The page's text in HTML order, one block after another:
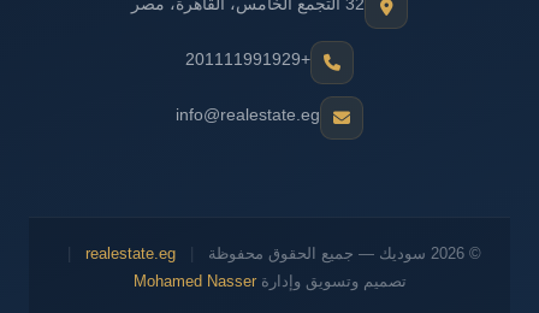
+201111991929
info@realestate.eg
© 2026 سوديك — جميع الحقوق محفوظة |
realestate.eg
|
تصميم وتسويق وإدارةMohamed Nasser